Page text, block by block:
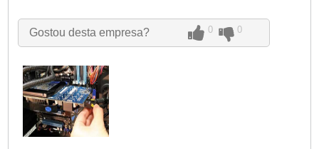
Qua:
09:00 - 18:00
Qui:
09:00 - 18:00
Sáb:
Fechado
Dom:
Fechado
Gostou desta empresa? 0 0